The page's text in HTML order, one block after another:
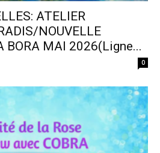
ATELIER
NOUVELLE
BORA MAI 2026(Ligne...
0